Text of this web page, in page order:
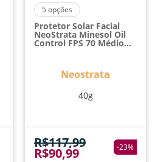
5 opções
Protetor Solar Facial
NeoStrata Minesol Oil
Control FPS 70 Médio
Neostrata
40g
R$117,99
R$90,99 -23%